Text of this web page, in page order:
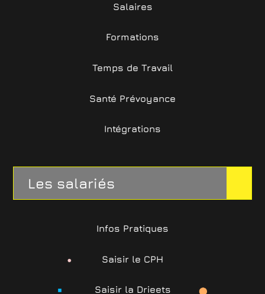
Salaires
Formations
Temps de Travail
Santé Prévoyance
Intégrations
Les salariés
Infos Pratiques
Saisir le CPH
Saisir la Drieets